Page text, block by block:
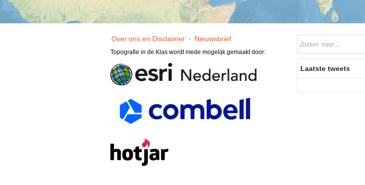
Over ons en Disclaimer · Nieuwsbrief
Topografie in de Klas wordt mede mogelijk gemaakt door:
Laatste tweets